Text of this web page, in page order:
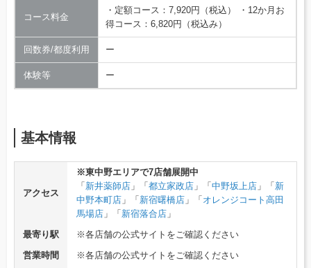
コース料金
・定額コース：7,920円（税込） ・12か月お
得コース：6,820円（税込み）
回数券/都度利用 ー
体験等 ー
基本情報
アクセス
※東中野エリアで7店舗展開中
「 新井薬師店」「 都立家政店」「 中野坂上店」「 新
中野本町店」「 新宿曙橋店」「 オレンジコート高田
馬場店」「 新宿落合店」
最寄り駅
※各店舗の公式サイトをご確認ください
営業時間
※各店舗の公式サイトをご確認ください